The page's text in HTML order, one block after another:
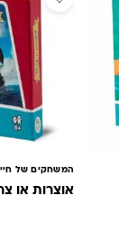
המשחקים של חיים
אוצרות או צרות